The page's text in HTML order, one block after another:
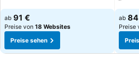
Preise sehen
ab 91 €
Preise von 18 Websites
Preise sehen
ab
Preise